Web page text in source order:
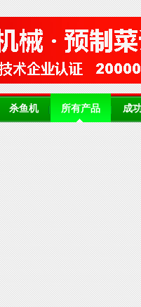
杀鱼机 所有产品 成